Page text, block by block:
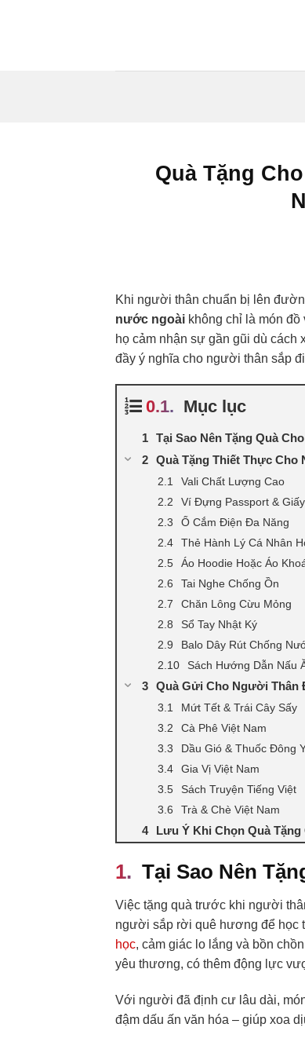
Quà Tặng
Khi người thân chuẩn bị lên
nước ngoài không chỉ là món
họ cảm nhận sự gần gũi dù cách
đầy ý nghĩa cho người thân sắp
Mục lục
Tại Sao Nên Tặng Quà
Quà Tặng Thiết Thực
Vali Chất Lượng Cao
Ví Đựng Passport &
Ổ Cắm Điện Đa Năng
Thẻ Hành Lý Cá Nhân
Áo Hoodie Hoặc Áo
Tai Nghe Chống Ồn
Chăn Lông Cừu Mỏng
Sổ Tay Nhật Ký
Balo Dây Rút Chống
Sách Hướng Dẫn Nấu
Quà Gửi Cho Người Thân
Mứt Tết & Trái Cây Sấy
Cà Phê Việt Nam
Dầu Gió & Thuốc Đông
Gia Vị Việt Nam
Sách Truyện Tiếng Việt
Trà & Chè Việt Nam
Lưu Ý Khi Chọn Quà
Tại Sao Nên
Việc tặng quà trước khi người
người sắp rời quê hương để học
học, cảm giác lo lắng và bồn
yêu thương, có thêm động lực
Với người đã định cư lâu dài,
đậm dấu ấn văn hóa – giúp xoa